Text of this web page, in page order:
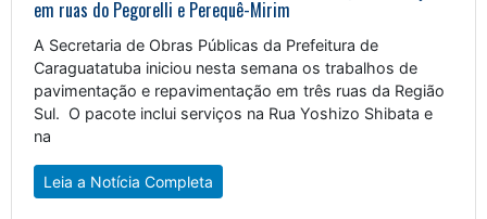
em ruas do Pegorelli e Perequê-Mirim
A Secretaria de Obras Públicas da Prefeitura de
Caraguatatuba iniciou nesta semana os trabalhos de
pavimentação e repavimentação em três ruas da Região
Sul. O pacote inclui serviços na Rua Yoshizo Shibata e
na
Leia a Notícia Completa